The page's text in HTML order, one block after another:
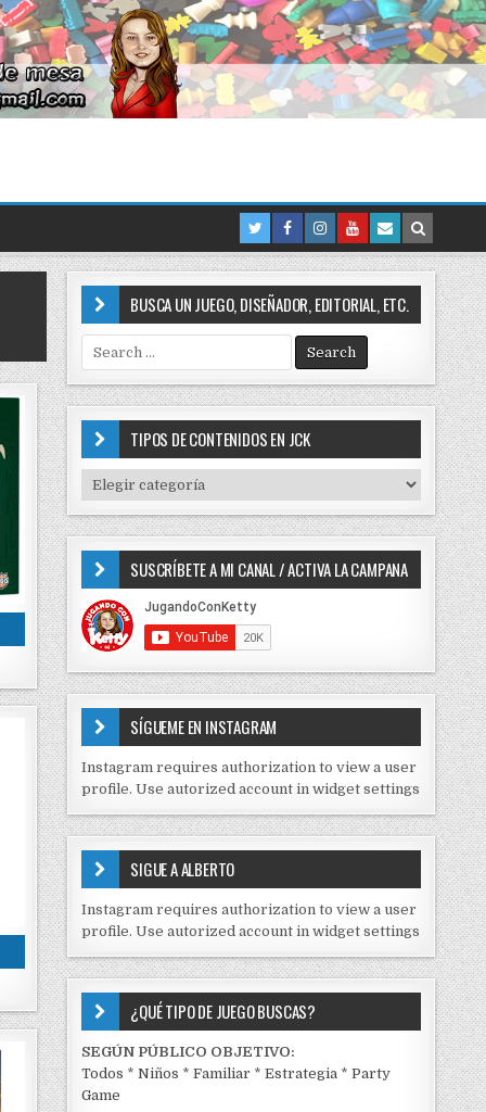
BUSCA UN JUEGO, DISEÑADOR, EDITORIAL, ETC.
e
a
r
o
r
:
TIPOS DE CONTENIDOS EN JCK
I
P
D
E
C
N
T
I
D
S
E
J
C
K
SUSCRÍBETE A MI CANAL / ACTIVA LA CAMPANA
SÍGUEME EN INSTAGRAM
Instagram requires authorization to view a user
profile. Use autorized account in widget settings
SIGUE A ALBERTO
Instagram requires authorization to view a user
profile. Use autorized account in widget settings
¿QUÉ TIPO DE JUEGO BUSCAS?
SEGÚN PÚBLICO OBJETIVO:
Todos *Niños *Familiar *Estrategia *Party
Game